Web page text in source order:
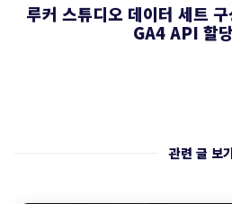
루커 스튜디오 데이터 세트
GA4 API 할
관련 글 보기